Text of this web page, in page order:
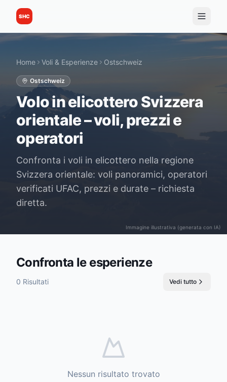
SHC
Immagine illustrativa (generata con IA)
Home Voli & Esperienze Ostschweiz
Ostschweiz
Volo in elicottero Svizzera
orientale – voli, prezzi e
operatori
Confronta i voli in elicottero nella regione
Svizzera orientale: voli panoramici, operatori
verificati UFAC, prezzi e durate – richiesta
diretta.
Confronta le esperienze
0 Risultati Vedi tutto
Nessun risultato trovato